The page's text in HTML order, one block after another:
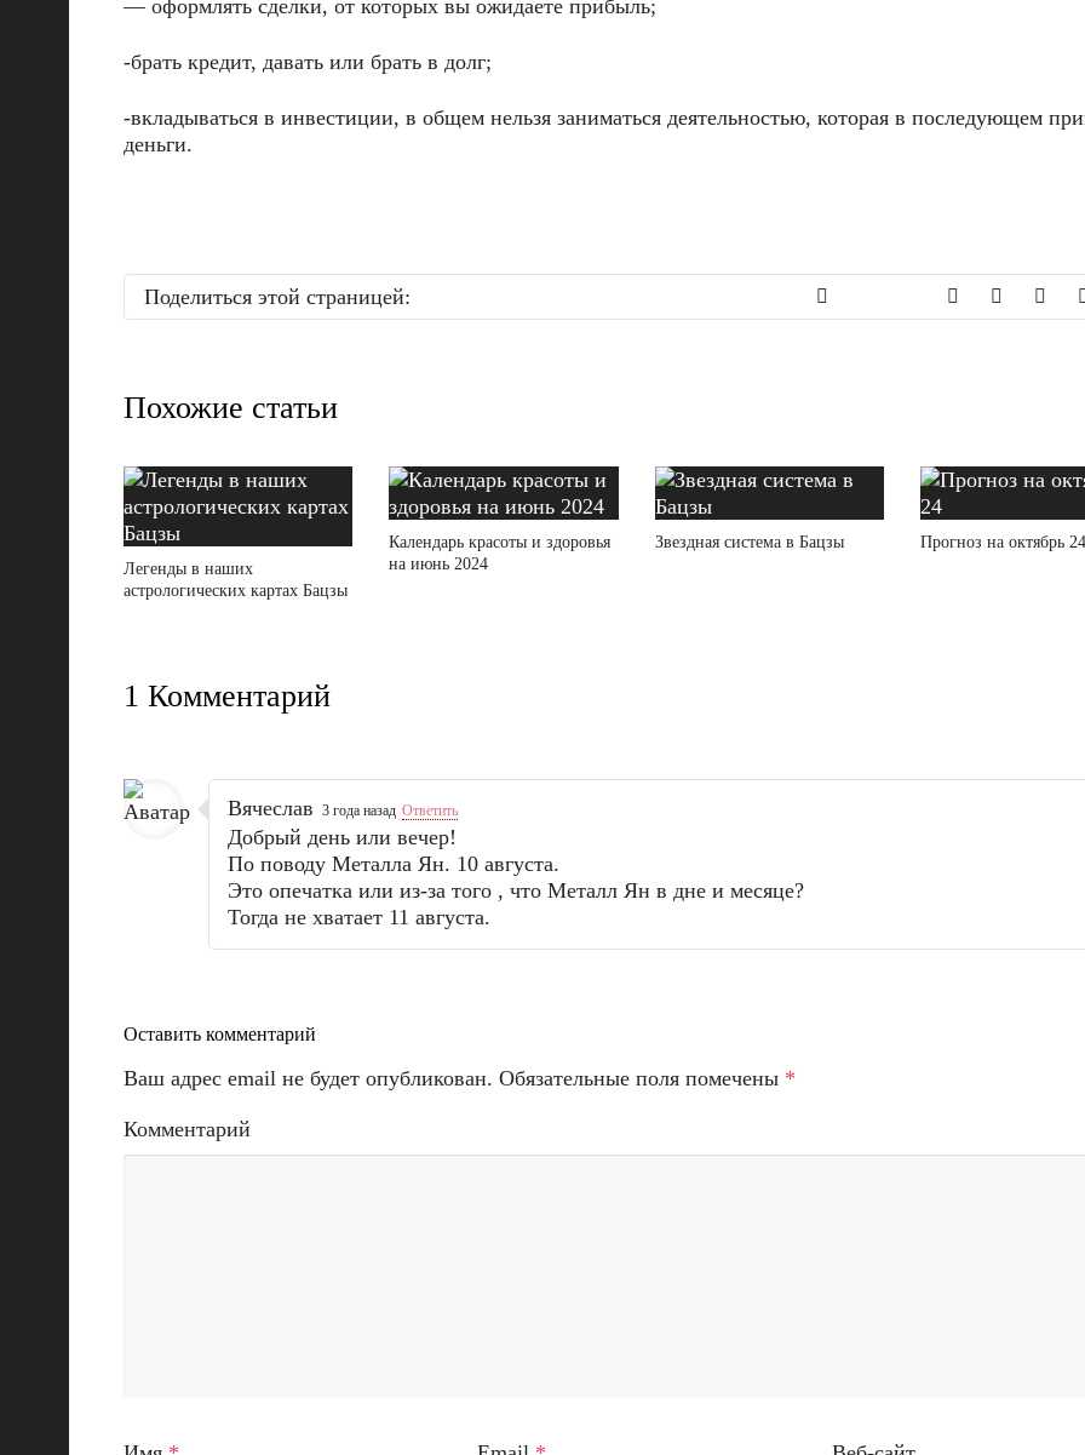
— оформлять сделки, от которых вы ожидаете прибыль;
-брать кредит, давать или брать в долг;
-вкладываться в инвестиции, в общем нельзя заниматься деятельностью, которая в последующем
деньги.
Поделиться этой страницей:
Похожие статьи
Легенды в наших
астрологических картах Бацзы
Календарь красоты и здоровья
на июнь 2024
Звездная система в Бацзы Прогноз на октябрь
1 Комментарий
Вячеслав 3 года назад Ответить
Добрый день или вечер!
По поводу Металла Ян. 10 августа.
Это опечатка или из-за того , что Металл Ян в дне и месяце?
Тогда не хватает 11 августа.
Оставить комментарий
Ваш адрес email не будет опубликован. Обязательные поля помечены *
Комментарий